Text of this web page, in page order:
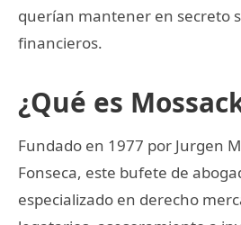
querían mantener en secreto
financieros.
¿Qué es
Fundado en 1977 por Jurgen
Fonseca, este bufete de
especializado en derecho